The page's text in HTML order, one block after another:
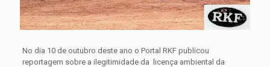
No dia 10 de outubro deste ano o Portal RKF publicou
reportagem sobre a ilegitimidade da licença ambiental da